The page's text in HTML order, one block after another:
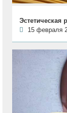
Эстетическая
15 февраля